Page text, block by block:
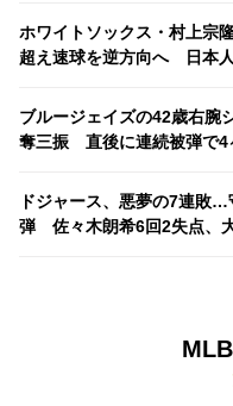
ホワイトソックス・村上宗
超え速球を逆方向へ 日本
ブルージェイズの42歳右腕
奪三振 直後に連続被弾で4
ドジャース、悪夢の7連敗
弾 佐々木朗希6回2失点、